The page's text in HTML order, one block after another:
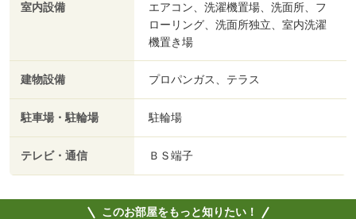
室内設備
エアコン、洗濯機置場、洗面所、フ
ローリング、洗面所独立、室内洗濯
機置き場
建物設備 プロパンガス、テラス
駐車場・駐輪場 駐輪場
テレビ・通信 ＢＳ端子
このお部屋をもっと知りたい！